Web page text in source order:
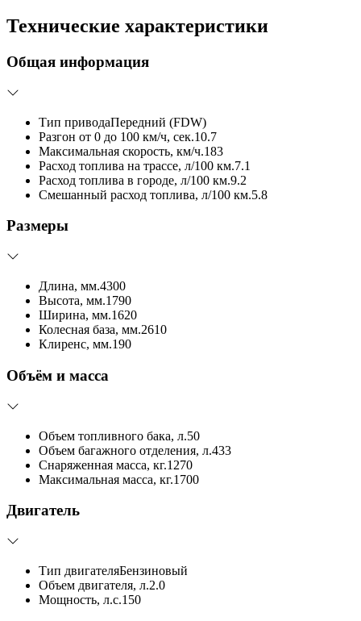
Технические характеристики
Общая информация
Тип приводаПередний (FDW)
Разгон от 0 до 100 км/ч, сек.10.7
Максимальная скорость, км/ч.183
Расход топлива на трассе, л/100 км.7.1
Расход топлива в городе, л/100 км.9.2
Смешанный расход топлива, л/100 км.5.8
Размеры
Длина, мм.4300
Высота, мм.1790
Ширина, мм.1620
Колесная база, мм.2610
Клиренс, мм.190
Объём и масса
Объем топливного бака, л.50
Объем багажного отделения, л.433
Снаряженная масса, кг.1270
Максимальная масса, кг.1700
Двигатель
Тип двигателяБензиновый
Объем двигателя, л.2.0
Мощность, л.с.150